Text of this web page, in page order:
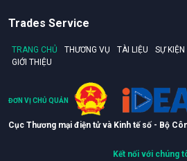
Trades Service
TRANG CHỦ THƯƠNG VỤ TÀI LIỆU SỰ KIỆN
GIỚI THIỆU
ĐƠN VỊ CHỦ QUẢN
Cục Thương mại điện tử và Kinh tế số - Bộ
Kết nối với chúng